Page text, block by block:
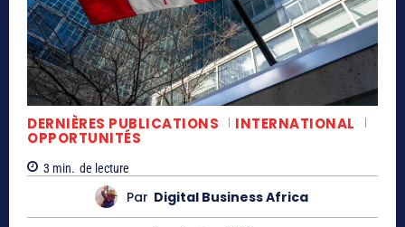
DERNIÈRES PUBLICATIONS INTERNATIONAL
OPPORTUNITÉS
3 min. de lecture
Par Digital Business Africa